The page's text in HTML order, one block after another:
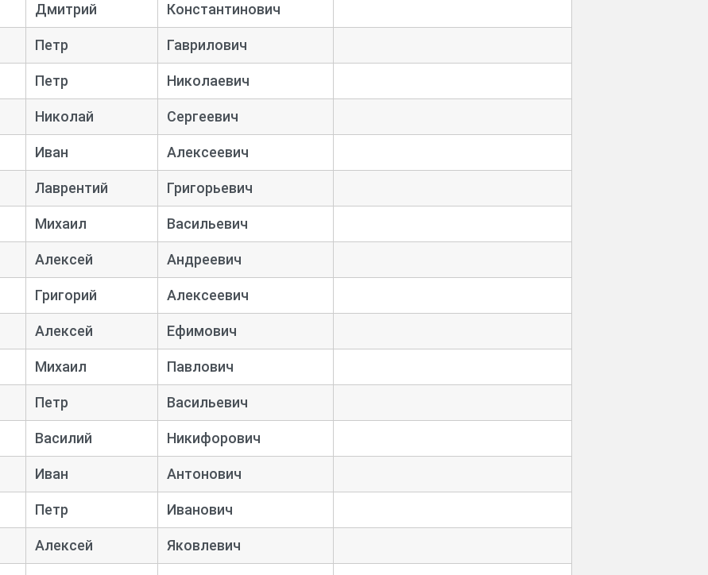
Дмитрий Константинович
Петр Гаврилович
Петр Николаевич
Николай Сергеевич
Иван Алексеевич
Лаврентий Григорьевич
Михаил Васильевич
Алексей Андреевич
Григорий Алексеевич
Алексей Ефимович
Михаил Павлович
Петр Васильевич
Василий Никифорович
Иван Антонович
Петр Иванович
Алексей Яковлевич